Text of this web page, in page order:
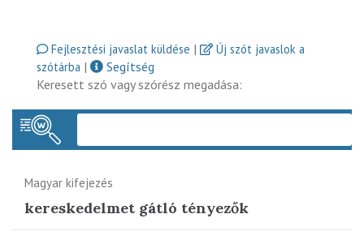
Fejlesztési javaslat küldése |
Új szót javaslok a
szótárba |
Segítség
Keresett szó vagy szórész megadása:
Magyar kifejezés
kereskedelmet gátló tényezők